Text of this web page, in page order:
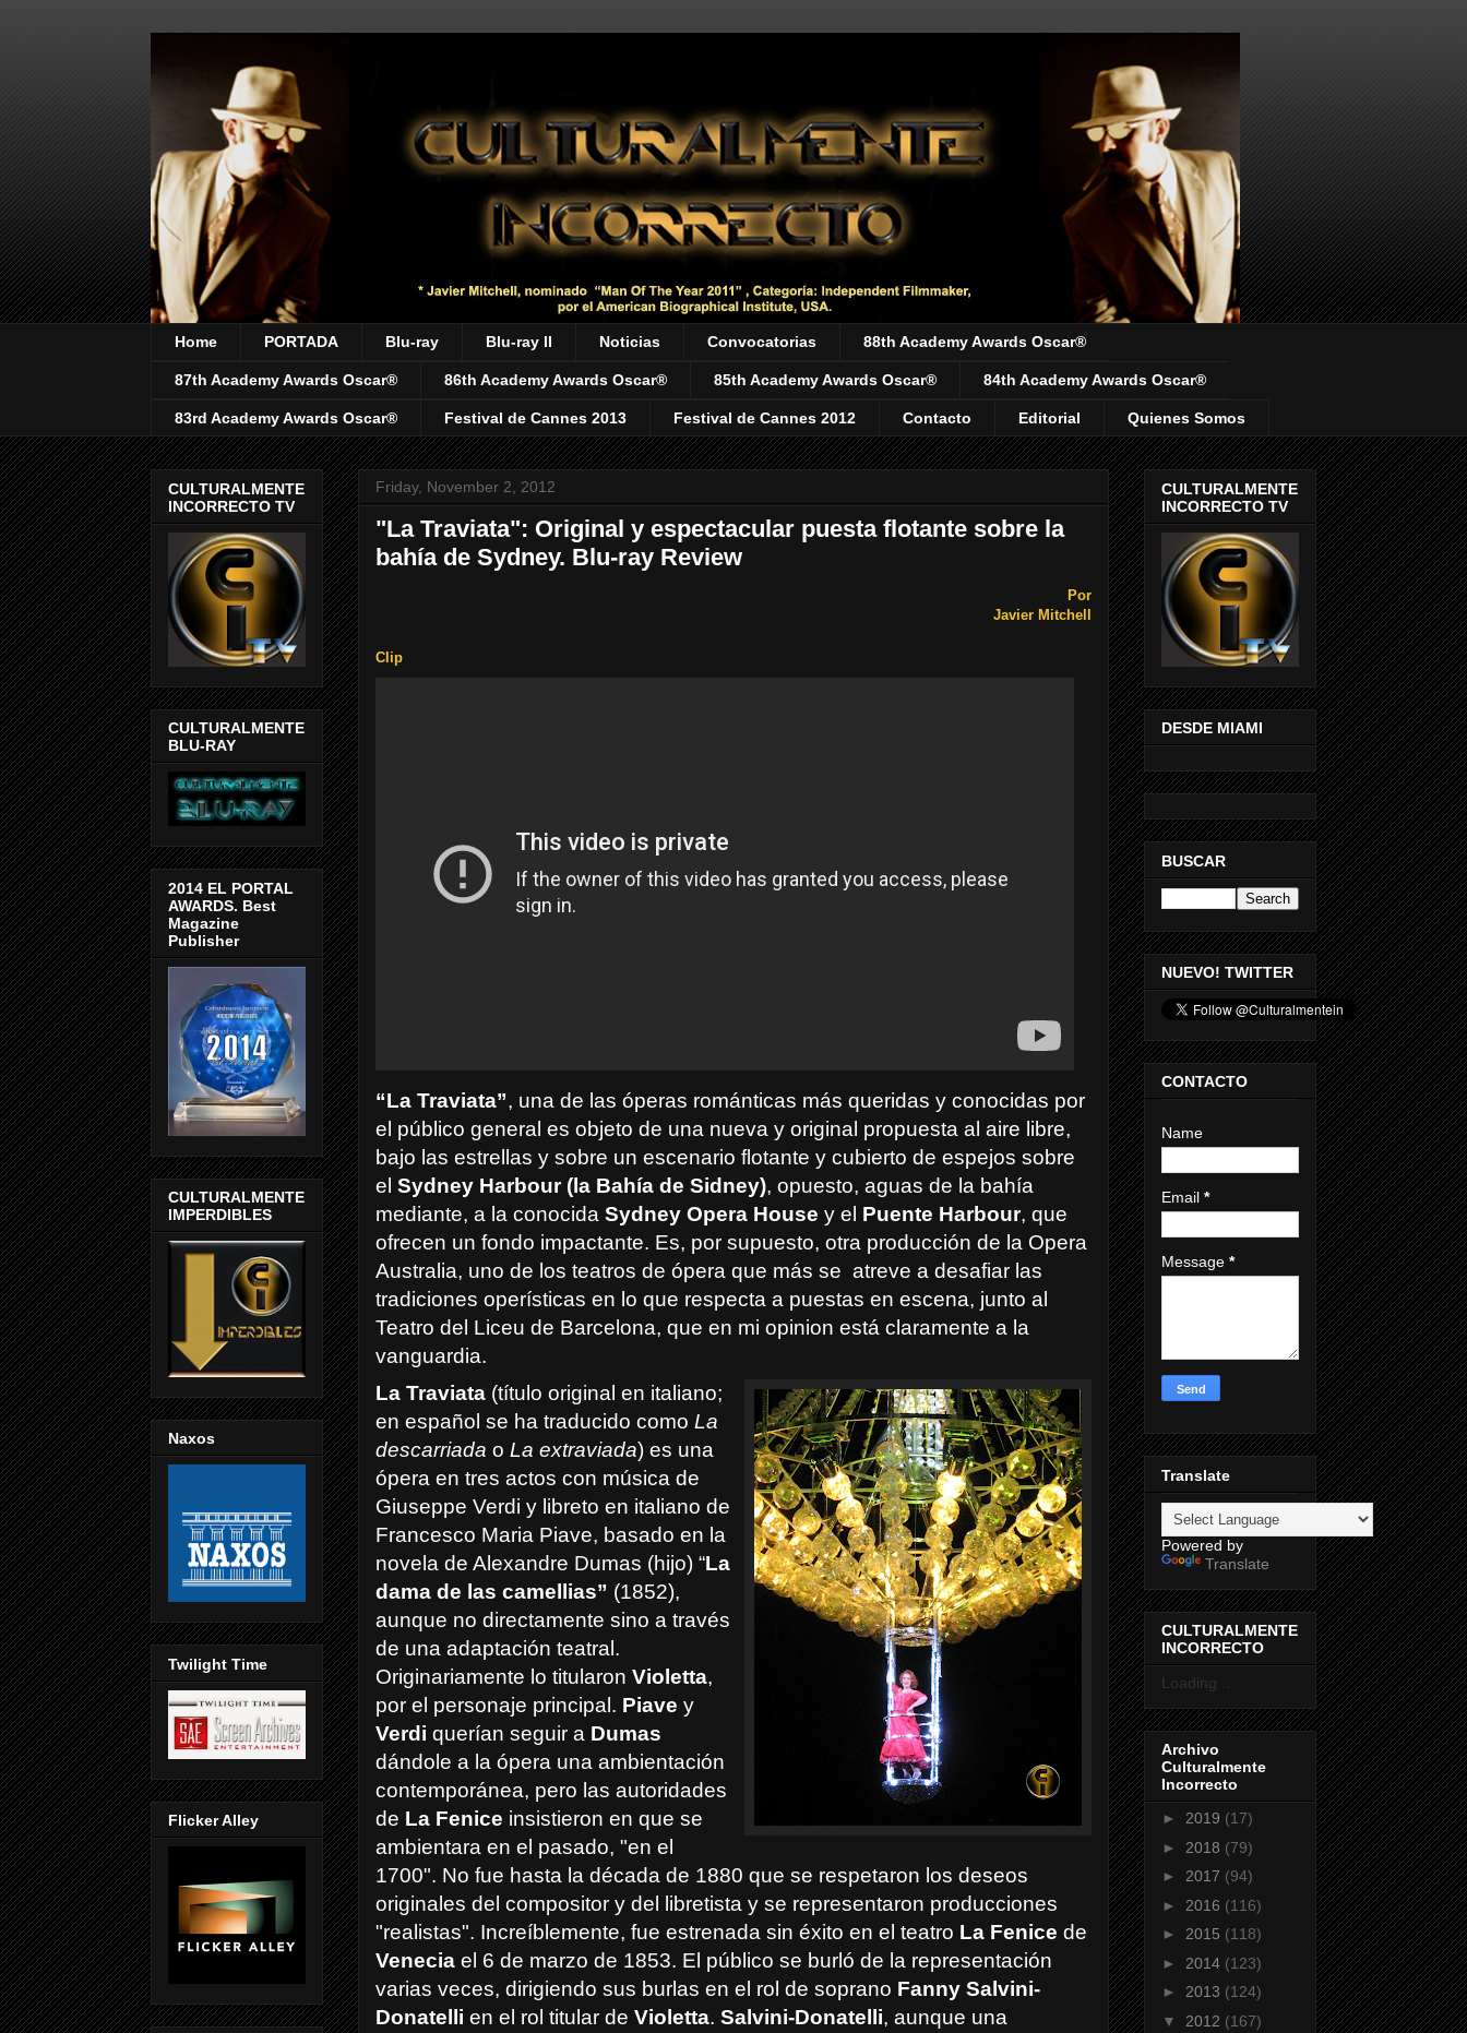
Home PORTADA Blu-ray Blu-ray II Noticias Convocatorias 88th Academy Awards Oscar®
87th Academy Awards Oscar® 86th Academy Awards Oscar® 85th Academy Awards Oscar® 84th Academy Awards Oscar®
83rd Academy Awards Oscar® Festival de Cannes 2013 Festival de Cannes 2012 Contacto Editorial Quienes Somos
Friday, November 2, 2012
"La Traviata": Original y espectacular puesta flotante sobre la
bahía de Sydney. Blu-ray Review
Por
Javier Mitchell
Clip
“La Traviata”, una de las óperas románticas más queridas y conocidas por
el público general es objeto de una nueva y original propuesta al aire libre,
bajo las estrellas y sobre un escenario flotante y cubierto de espejos sobre
el Sydney Harbour (la Bahía de Sidney), opuesto, aguas de la bahía
mediante, a la conocida Sydney Opera House y el Puente Harbour, que
ofrecen un fondo impactante. Es, por supuesto, otra producción de la Opera
Australia, uno de los teatros de ópera que más se atreve a desafiar las
tradiciones operísticas en lo que respecta a puestas en escena, junto al
Teatro del Liceu de Barcelona, que en mi opinion está claramente a la
vanguardia.
La Traviata (título original en italiano;
en español se ha traducido como La
descarriada o La extraviada) es una
ópera en tres actos con música de
Giuseppe Verdi y libreto en italiano de
Francesco Maria Piave, basado en la
novela de Alexandre Dumas (hijo) “La
dama de las camellias” (1852),
aunque no directamente sino a través
de una adaptación teatral.
Originariamente lo titularon Violetta,
por el personaje principal. Piave y
Verdi querían seguir a Dumas
dándole a la ópera una ambientación
contemporánea, pero las autoridades
de La Fenice insistieron en que se
ambientara en el pasado, "en el
1700". No fue hasta la década de 1880 que se respetaron los deseos
originales del compositor y del libretista y se representaron producciones
"realistas". Increíblemente, fue estrenada sin éxito en el teatro La Fenice de
Venecia el 6 de marzo de 1853. El público se burló de la representación
varias veces, dirigiendo sus burlas en el rol de soprano Fanny Salvini-
Donatelli en el rol titular de Violetta. Salvini-Donatelli, aunque una
CULTURALMENTE
INCORRECTO TV
CULTURALMENTE
BLU-RAY
2014 EL PORTAL
AWARDS. Best
Magazine
Publisher
CULTURALMENTE
IMPERDIBLES
Naxos
Twilight Time
Flicker Alley
CULTURALMENTE
INCORRECTO TV
DESDE MIAMI
BUSCAR
NUEVO! TWITTER
CONTACTO
Name
Email *
Message *
Translate
Powered by
Translate
CULTURALMENTE
INCORRECTO
Loading...
Archivo
Culturalmente
Incorrecto
► 2019 (17)
► 2018 (79)
► 2017 (94)
► 2016 (116)
► 2015 (118)
► 2014 (123)
► 2013 (124)
▼ 2012 (167)